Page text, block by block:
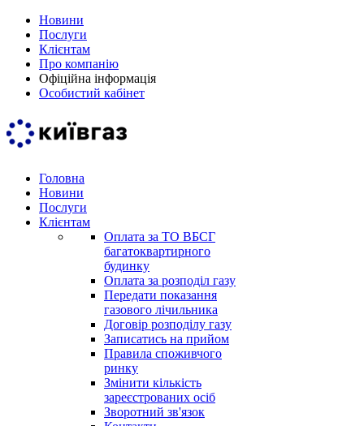
Новини
Послуги
Клієнтам
Про компанію
Офіційна інформація
Особистий кабінет
Головна
Новини
Послуги
Клієнтам
Оплата за ТО ВБСГ
багатоквартирного
будинку
Оплата за розподіл газу
Передати показання
газового лічильника
Договір розподілу газу
Записатись на прийом
Правила споживчого
ринку
Змінити кількість
зареєстрованих осіб
Зворотний зв'язок